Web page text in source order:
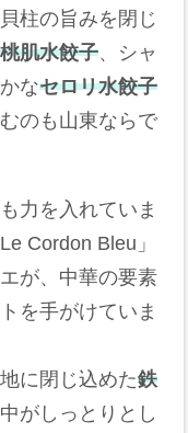
柱の旨みを閉じ
桃肌水餃子、シャ
なセロリ水餃子
のも山東ならで
力を入れていま
Cordon Bleu」
が、中華の要素
を手がけていま
に閉じ込めた鉄
がしっとりとし